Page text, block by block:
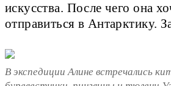
искусства. После чего она
отправиться в Антарктику.
В экспедиции Алине встречались